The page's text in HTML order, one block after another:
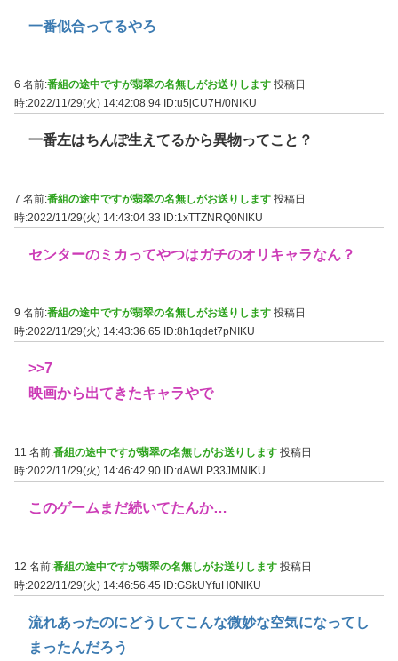
一番似合ってるやろ
6 名前:番組の途中ですが翡翠の名無しがお送りします 投稿日
時:2022/11/29(火) 14:42:08.94 ID:u5jCU7H/0NIKU
一番左はちんぽ生えてるから異物ってこと？
7 名前:番組の途中ですが翡翠の名無しがお送りします 投稿日
時:2022/11/29(火) 14:43:04.33 ID:1xTTZNRQ0NIKU
センターのミカってやつはガチのオリキャラなん？
9 名前:番組の途中ですが翡翠の名無しがお送りします 投稿日
時:2022/11/29(火) 14:43:36.65
ID:8h1qdet7pNIKU
>>7
映画から出てきたキャラやで
11 名前:番組の途中ですが翡翠の名無しがお送りします 投稿日
時:2022/11/29(火) 14:46:42.90 ID:dAWLP33JMNIKU
このゲームまだ続いてたんか…
12 名前:番組の途中ですが翡翠の名無しがお送りします 投稿日
時:2022/11/29(火) 14:46:56.45 ID:GSkUYfuH0NIKU
流れあったのにどうしてこんな微妙な空気になってし
まったんだろう